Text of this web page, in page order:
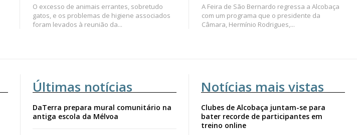
O excesso de animais errantes, sobretudo
gatos, e os problemas de higiene associados
foram levados à reunião da...
A Feira de São Bernardo regressa a Alcobaça
com um programa que o presidente da
Câmara, Hermínio Rodrigues,...
Últimas notícias
DaTerra prepara mural comunitário na
antiga escola da Mélvoa
Notícias mais vistas
Clubes de Alcobaça juntam-se para
bater recorde de participantes em
treino online